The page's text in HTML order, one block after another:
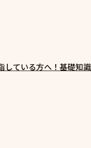
している方へ！基礎知識